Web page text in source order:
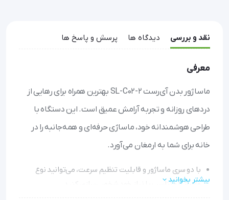
نقد و بررسی دیدگاه ها پرسش و پاسخ ها
معرفی
ماساژور بدن آی‌رست SL-C02-2 بهترین همراه برای رهایی از
دردهای روزانه و تجربه آرامش عمیق است. این دستگاه با
طراحی هوشمندانه خود، ماساژی حرفه‌ای و همه‌جانبه را در
خانه برای شما به ارمغان می‌آورد.
با دو سری ماساژور و قابلیت تنظیم سرعت، می‌توانید نوع
ماساژ را متناسب با نیاز خود شخصی‌سازی کنید.
بیشتر بخوانید